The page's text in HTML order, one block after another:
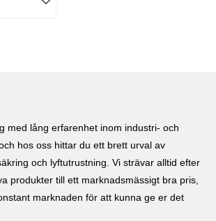
Lägg till i favoriter
med lång erfarenhet inom industri- och
hos oss hittar du ett brett urval av
och lyftutrustning. Vi strävar alltid efter
produkter till ett marknadsmässigt bra pris,
marknaden för att kunna ge er det